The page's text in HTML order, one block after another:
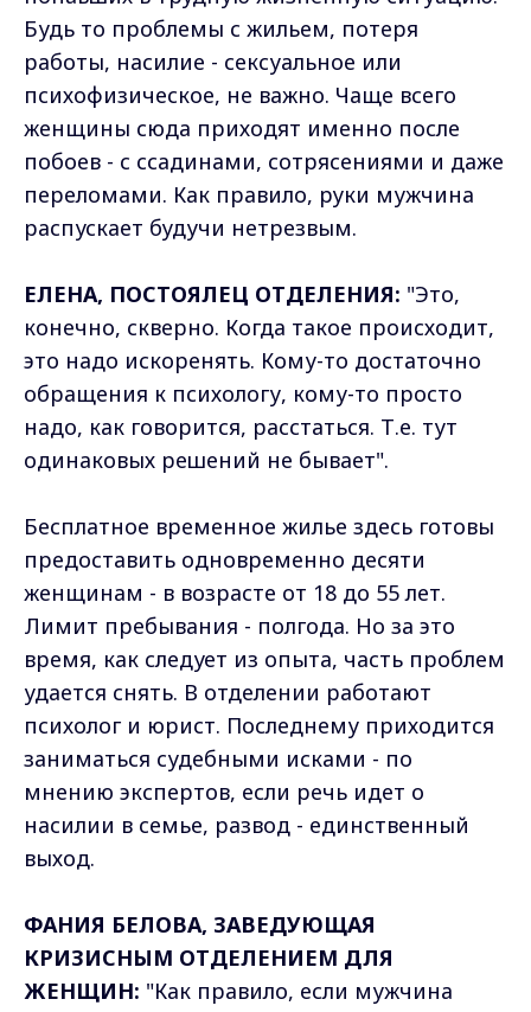
Будь то проблемы с жильем, потеря
работы, насилие - сексуальное или
психофизическое, не важно. Чаще всего
женщины сюда приходят именно после
побоев - с ссадинами, сотрясениями и даже
переломами. Как правило, руки мужчина
распускает будучи нетрезвым.
ЕЛЕНА, ПОСТОЯЛЕЦ ОТДЕЛЕНИЯ: "Это,
конечно, скверно. Когда такое происходит,
это надо искоренять. Кому-то достаточно
обращения к психологу, кому-то просто
надо, как говорится, расстаться. Т.е. тут
одинаковых решений не бывает".
Бесплатное временное жилье здесь готовы
предоставить одновременно десяти
женщинам - в возрасте от 18 до 55 лет.
Лимит пребывания - полгода. Но за это
время, как следует из опыта, часть проблем
удается снять. В отделении работают
психолог и юрист. Последнему приходится
заниматься судебными исками - по
мнению экспертов, если речь идет о
насилии в семье, развод - единственный
выход.
ФАНИЯ БЕЛОВА, ЗАВЕДУЮЩАЯ
КРИЗИСНЫМ ОТДЕЛЕНИЕМ ДЛЯ
ЖЕНЩИН: "Как правило, если мужчина